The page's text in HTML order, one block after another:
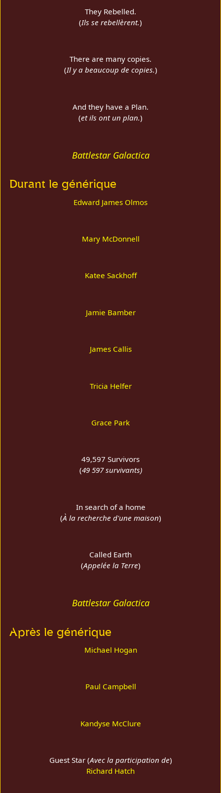
They Rebelled.
(Ils se rebellèrent.)
There are many copies.
(Il y a beaucoup de copies.)
And they have a Plan.
(et ils ont un plan.)
Battlestar Galactica
Durant le générique
Edward James Olmos
Mary McDonnell
Katee Sackhoff
Jamie Bamber
James Callis
Tricia Helfer
Grace Park
49,597 Survivors
(49 597 survivants)
In search of a home
(À la recherche d'une maison)
Called Earth
(Appelée la Terre)
Battlestar Galactica
Après le générique
Michael Hogan
Paul Campbell
Kandyse McClure
Guest Star (Avec la participation de)
Richard Hatch